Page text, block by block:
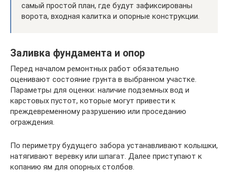
самый простой план, где будут зафиксированы
ворота, входная калитка и опорные конструкции.
Заливка фундамента и опор
Перед началом ремонтных работ обязательно
оценивают состояние грунта в выбранном участке.
Параметры для оценки: наличие подземных вод и
карстовых пустот, которые могут привести к
преждевременному разрушению или проседанию
ограждения.
По периметру будущего забора устанавливают колышки,
натягивают веревку или шпагат. Далее приступают к
копанию ям для опорных столбов.